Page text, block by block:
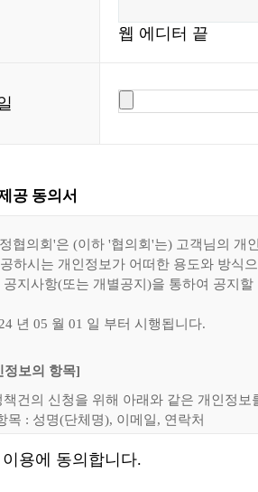
웹 에디터 끝
공 동의서
협의회'은 (이하 '협의회'는) 고객님의 개
하시는 개인정보가 어떠한 용도와 방식
지사항(또는 개별공지)을 통하여 공지할
년 05 월 01 일 부터 시행됩니다.
정보의 항목]
책건의 신청을 위해 아래와 같은 개인정보
목 : 성명(단체명), 이메일, 연락처
용에 동의합니다.